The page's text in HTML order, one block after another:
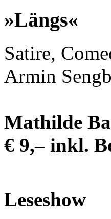
»Längs«
Satire,
Armin
Mathilde
€ 9,– inkl.
Leseshow